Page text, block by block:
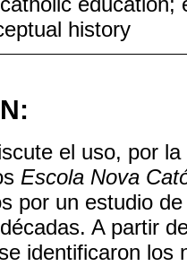
history
el uso, por
Escola Nova
por un estudio
A partir
identificaron los